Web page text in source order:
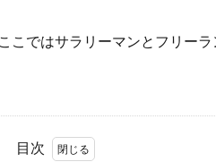
ここではサラリーマンとフリー
目次